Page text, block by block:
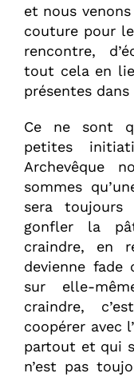
et nous
couture pour
rencontre,
tout cela en
présentes
Ce ne sont
petites
Archevêque
sommes
sera
gonfler la
craindre, en
devienne
sur elle-
craindre,
coopérer avec
partout et qui
n’est pas